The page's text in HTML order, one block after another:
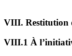
VIII. Restitution
VIII.1 À